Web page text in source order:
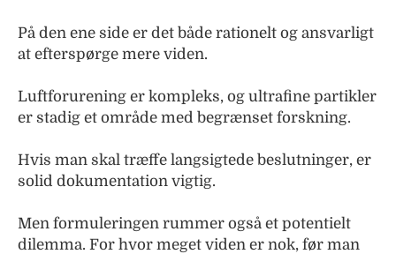
På den ene side er det både rationelt og ansvarligt
at efterspørge mere viden.
Luftforurening er kompleks, og ultrafine partikler
er stadig et område med begrænset forskning.
Hvis man skal træffe langsigtede beslutninger, er
solid dokumentation vigtig.
Men formuleringen rummer også et potentielt
dilemma. For hvor meget viden er nok, før man